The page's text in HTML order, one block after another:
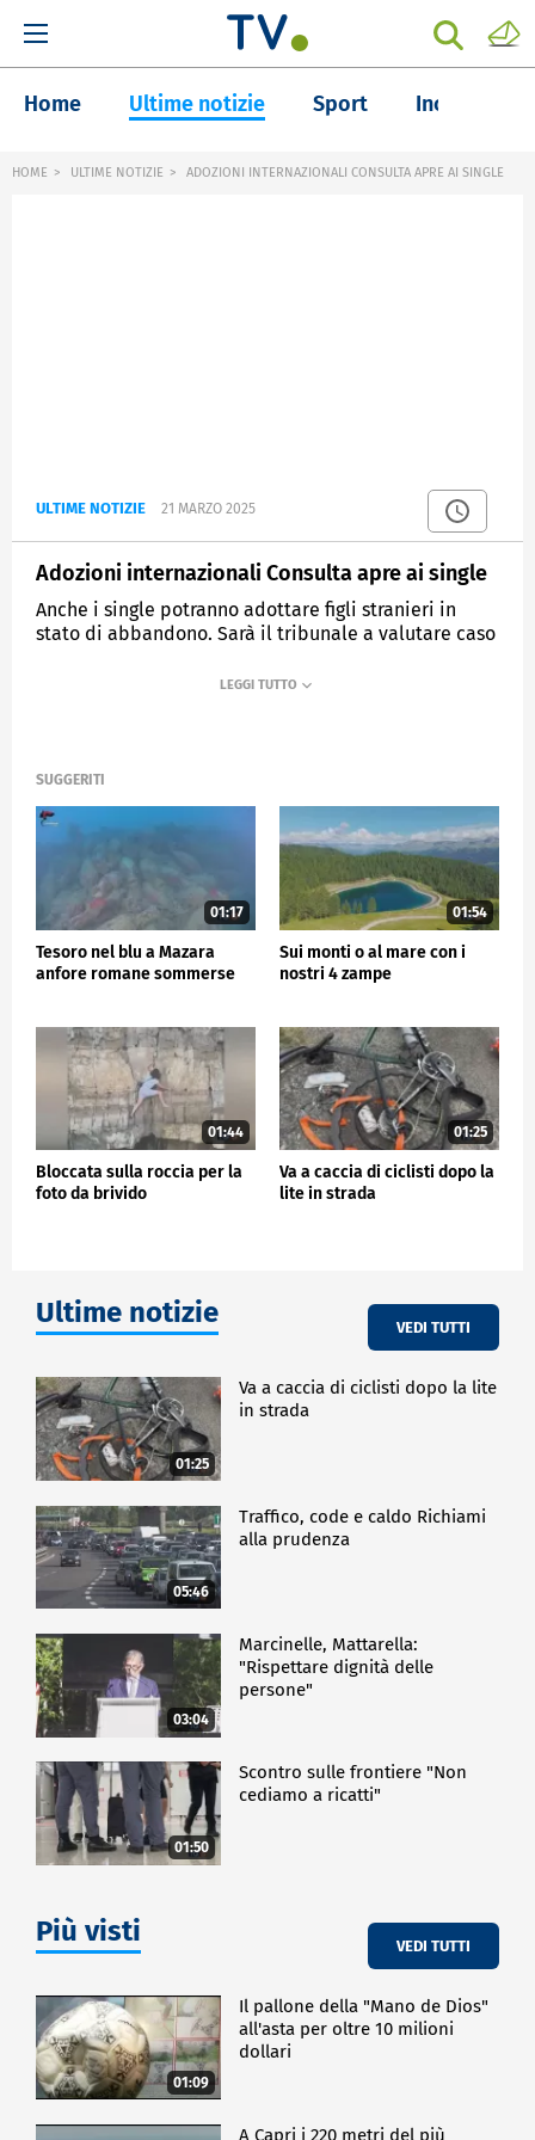
Home Ultime notizie Sport Inchieste
HOME ULTIME NOTIZIE ADOZIONI INTERNAZIONALI CONSULTA APRE AI SINGLE
ULTIME NOTIZIE 21 MARZO 2025
Adozioni internazionali Consulta apre ai single
Anche i single potranno adottare figli stranieri in
stato di abbandono. Sarà il tribunale a valutare caso
SUGGERITI
01:17
Tesoro nel blu a Mazara
anfore romane sommerse
01:54
Sui monti o al mare con i
nostri 4 zampe
01:44
Bloccata sulla roccia per la
foto da brivido
01:25
Va a caccia di ciclisti dopo la
lite in strada
Ultime notizie VEDI TUTTI
01:25
Va a caccia di ciclisti dopo la lite
in strada
05:46
Traffico, code e caldo Richiami
alla prudenza
03:04
Marcinelle, Mattarella:
"Rispettare dignità delle
persone"
01:50
Scontro sulle frontiere "Non
cediamo a ricatti"
Più visti VEDI TUTTI
01:09
Il pallone della "Mano de Dios"
all'asta per oltre 10 milioni
dollari
A Capri i 220 metri del più